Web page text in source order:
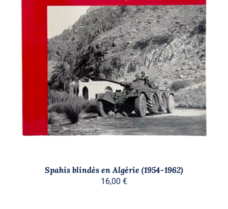
AJOUTER AU PANIER
/
DÉTAILS
Spahis blindés en Algérie (1954-1962)
16,00 €